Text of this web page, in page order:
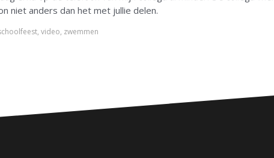
niet anders dan het met jullie delen.
, video, zwemmen